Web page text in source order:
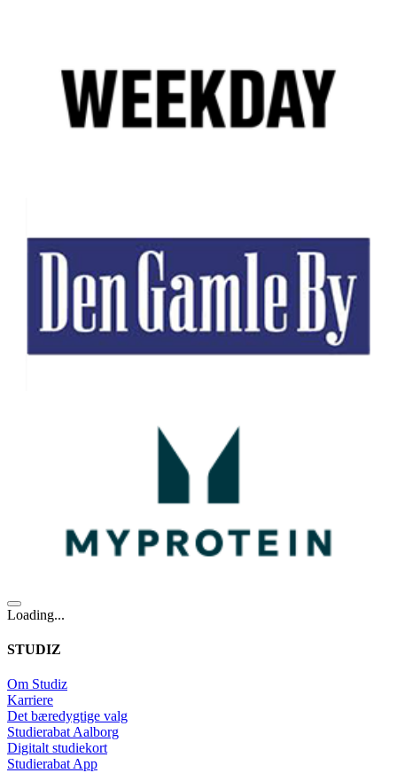
Loading...
STUDIZ
Om Studiz
Karriere
Det bæredygtige valg
Studierabat Aalborg
Digitalt studiekort
Studierabat App